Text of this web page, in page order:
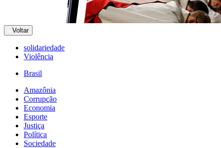
Voltar
solidariedade
Violência
Brasil
Amazônia
Corrupção
Economia
Esporte
Justiça
Política
Sociedade